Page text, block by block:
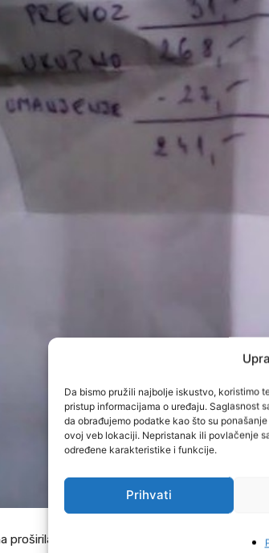
Da bismo pružili najbolje iskustvo, koristimo
pristup informacijama o uređaju. Saglasnost
da obrađujemo podatke kao što su
ovoj veb lokaciji. Nepristanak ili povlačenje
određene karakteristike i funkcije.
Prihvati
proširila se priča iz Tešnja koja najbolje